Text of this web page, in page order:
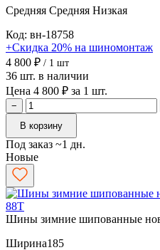
Средняя Средняя Низкая
Код: вн-18758
+Скидка 20% на шиномонтаж
4 800 ₽ / 1 шт
36 шт. в наличии
Цена 4 800 ₽ за 1 шт.
−
В корзину
Под заказ ~1 дн.
Новые
Шины зимние шипованные
Ширина185